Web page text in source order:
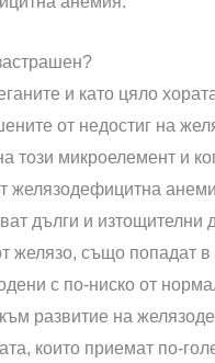
и като цяло
от недостиг на
този микроелемент и
желязодефицитна
дълги и
желязо, също попадат в
с по-ниско от
развитие на
които приемат по-